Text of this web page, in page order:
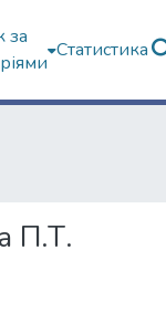
за
Статистика
П.Т.